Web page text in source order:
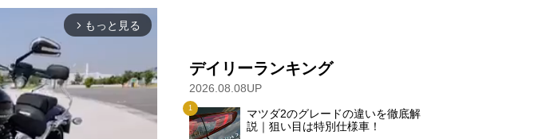
arrow_forward_ios もっと見る
デイリーランキング
2026.08.08UP
マツダ2のグレードの違いを徹底解
説｜狙い目は特別仕様車！